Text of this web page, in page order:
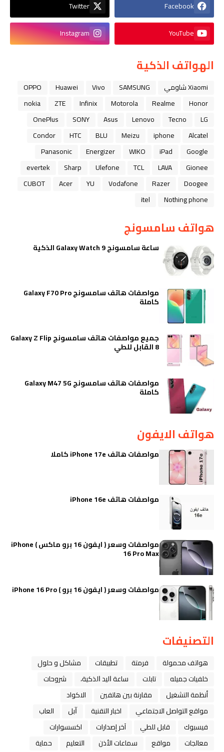
Facebook
Twitter
YouTube
Instagram
الهواتف الذكية
Xiaomi شاومي SAMSUNG
Vivo
Huawei
OPPO
Honor
Realme
Motorola
Infinix
ZTE
nokia
LG
Tecno
Lenovo
Asus
SONY
OnePlus
Alcatel
iphone
Meizu
BLU
HTC
Condor
Google
iPad
WIKO
Energizer
Panasonic
Gionee
LAVA
TCL
Ulefone
Sharp
evertek
Doogee
Razer
Vodafone
YU
Acer
CUBOT
Nothing phone
itel
هواتف سامسونج
ساعة سامسونج Galaxy Watch 9 الذكية
مواصفات هاتف سامسونج Galaxy F70 Pro
كاملة
جميع مواصفات هاتف سامسونج Galaxy Z Flip
8 القابل للطي
مواصفات هاتف سامسونج Galaxy M47 5G
كاملة
هواتف الايفون
مواصفات هاتف iPhone 17e كاملا
مواصفات هاتف iPhone 16e
مواصفات وسعر ( ايفون 16 برو ماكس ) iPhone
16 Pro Max
مواصفات وسعر ( ايفون 16 برو ) iPhone 16 Pro
التصنيفات
هواتف محمولة فرمتة تطبيقات
مشاكل و حلول
خلفيات جميله
تابلت ﺳﺎﻋﺔ ﺍﻟﻴﺪ ﺍﻟﺬﻛﻴﺔ،
شروحات
أنظمة التشغيل
مقارنة بين هاتفين
الاكواد
مواقع التواصل الاجتماعي
اخبار التقنية ﺁﺑﻞ
العاب
فيسبوك
قابل للطي آخر إصدارات
اكسسوارات
معالجات
مواقع سماعات الأذن التعليم
حماية